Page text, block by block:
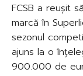
FCSB a reușit
marcă în
sezonul
ajuns la o
900.000 de